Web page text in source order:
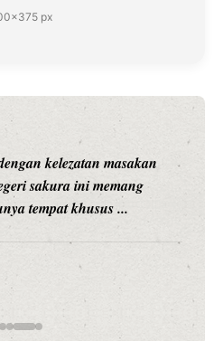
px
kelezatan masakan
sakura ini memang
tempat khusus ...